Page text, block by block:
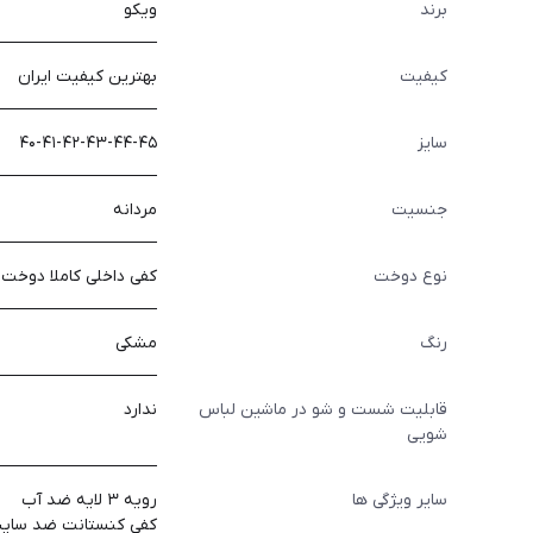
برند ویکو
کیفیت بهترین کیفیت ایران
سایز ۴۰-۴۱-۴۲-۴۳-۴۴-۴۵
جنسیت مردانه
نوع دوخت کفی داخلی کاملا دوخت
رنگ مشکی
قابلیت شست و شو در ماشین لباس
شویی
ندارد
سایر ویژگی ها
رويه ٣ لايه ضد آب
كفي كنستانت ضد